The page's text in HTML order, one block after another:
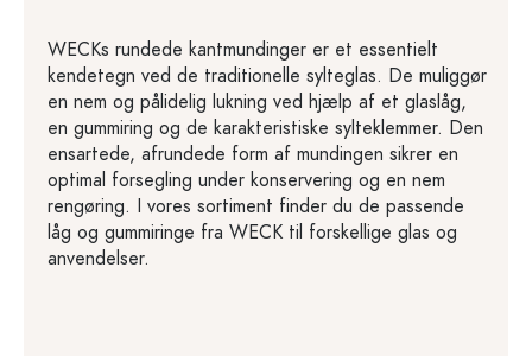
WECKs rundede kantmundinger er et essentielt
kendetegn ved de traditionelle sylteglas. De muliggør
en nem og pålidelig lukning ved hjælp af et glaslåg,
en gummiring og de karakteristiske sylteklemmer. Den
ensartede, afrundede form af mundingen sikrer en
optimal forsegling under konservering og en nem
rengøring. I vores sortiment finder du de passende
låg og gummiringe fra WECK til forskellige glas og
anvendelser.